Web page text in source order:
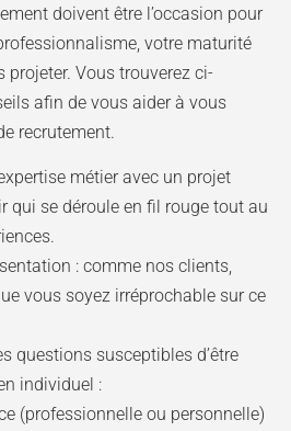
doivent être l’occasion pour
votre maturité
Vous trouverez ci-
afin de vous aider à vous
recrutement.
métier avec un projet
qui se déroule en fil rouge tout au
: comme nos clients,
vous soyez irréprochable sur ce
questions susceptibles d’être
individuel :
(professionnelle ou personnelle)